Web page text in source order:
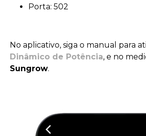
Porta: 502
No aplicativo, siga o manual para
Dinâmico de Potência, e no
Sungrow.